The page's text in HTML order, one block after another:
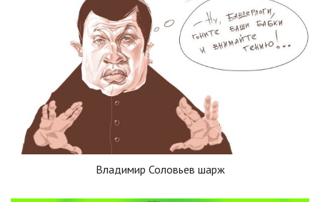
Владимир Соловьев шарж